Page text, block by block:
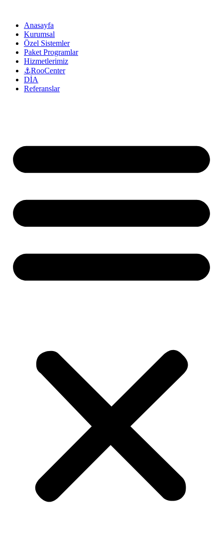
Anasayfa
Kurumsal
Özel Sistemler
Paket Programlar
Hizmetlerimiz
⚓RooCenter
DİA
Referanslar